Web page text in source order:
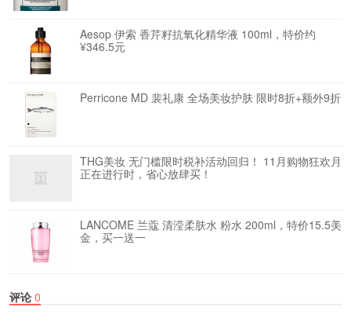
Aesop 伊索 香芹籽抗氧化精华液 100ml，特价约
¥346.5元
Perricone MD 裴礼康 全场美妆护肤 限时8折+额外9折
THG美妆 无门槛限时税补活动回归！ 11月购物狂欢月
正在进行时，省心放肆买！
LANCOME 兰蔻 清滢柔肤水 粉水 200ml，特价15.5美
金，买一送一
评论 0